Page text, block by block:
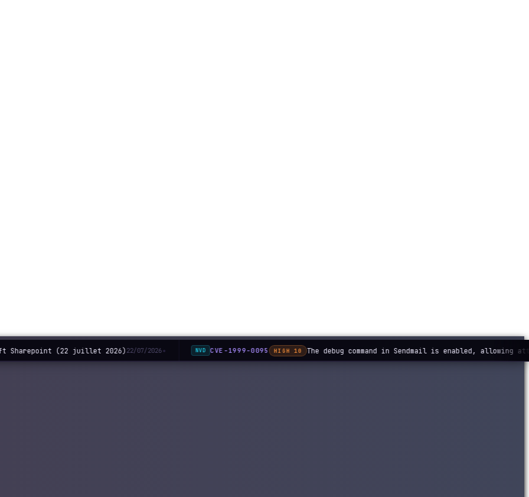
Sharepoint (22 juillet 2026)22/07/2026 ◆ NVD CVE-1999-0095 HIGH 10 The debug command in Sendmail is enabled, allowing